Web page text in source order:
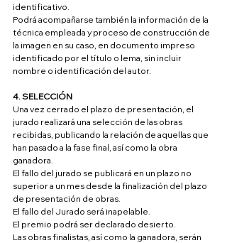
identificativo.
Podrá acompañarse también la información de la
técnica empleada y proceso de construcción de
la imagen en su caso, en documento impreso
identificado por el título o lema, sin incluir
nombre o identificación del autor.
4. SELECCIÓN
Una vez cerrado el plazo de presentación, el
jurado realizará una selección de las obras
recibidas, publicando la relación de aquellas que
han pasado a la fase final, así como la obra
ganadora.
El fallo del jurado se publicará en un plazo no
superior a un mes desde la finalización del plazo
de presentación de obras.
El fallo del Jurado será inapelable.
El premio podrá ser declarado desierto.
Las obras finalistas, así como la ganadora, serán